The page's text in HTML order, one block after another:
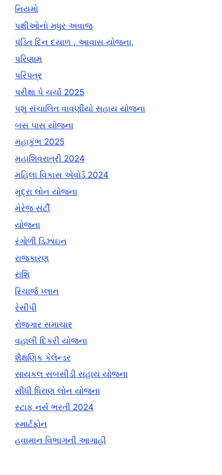
નિયમો
પક્ષીઓનો મધુર અવાજ
પંડિત દિન દયાળ , આવાસ યોજના,
પરિણામ
પરિપત્ર
પરીક્ષા પે ચર્ચા 2025
પશુ સંચાલિત વાવણીયો સહાય યોજના
બસ પાસ યોજના
મહાકુંભ 2025
મહાશિવરાત્રી 2024
મહિલા વિકાસ એવોર્ડ 2024
મુદ્રા લોન યોજના
મેરેજ સર્ટી
યોજના
રંગોળી ડિઝાઇન
રાજકારણ
રાશિ
રિચાર્જ પ્લાન
રેસીપી
રોજગાર સમાચાર
વહાલી દિકરી યોજના
શૈક્ષણિક કેલેન્ડર
સાયકલ સબસીડી સહાય યોજના
સીધી ધિરાણ લોન યોજના
સ્ટાફ નર્સ ભરતી 2024
સ્માર્ટફોન
હવામાન વિભાગની આગાહી